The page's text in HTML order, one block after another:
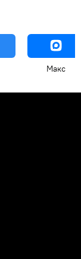
Макс